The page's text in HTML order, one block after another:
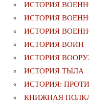
ИСТОРИЯ
ИСТОРИЯ
ИСТОРИЯ
ИСТОРИЯ ВОИН
ИСТОРИЯ
ИСТОРИЯ ТЫЛА
ИСТОРИЯ:
КНИЖНАЯ